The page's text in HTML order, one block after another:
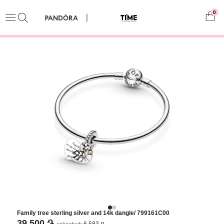
0
Family tree sterling silver and 14k dangle/ 799161C00